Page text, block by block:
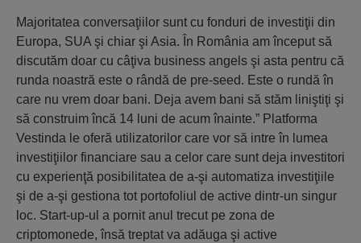
Majoritatea conversaţiilor sunt cu fonduri de investiţii din
Europa, SUA şi chiar şi Asia. În România am început să
discutăm doar cu câţiva business angels şi asta pentru că
runda noastră este o rândă de pre-seed. Este o rundă în
care nu vrem doar bani. Deja avem bani să stăm liniştiţi şi
să construim încă 14 luni de acum înainte.” Platforma
Vestinda le oferă utilizatorilor care vor să intre în lumea
investiţiilor financiare sau a celor care sunt deja investitori
cu experienţă posibilitatea de a-şi automatiza investiţiile
şi de a-şi gestiona tot portofoliul de active dintr-un singur
loc. Start-up-ul a pornit anul trecut pe zona de
criptomonede, însă treptat va adăuga şi active